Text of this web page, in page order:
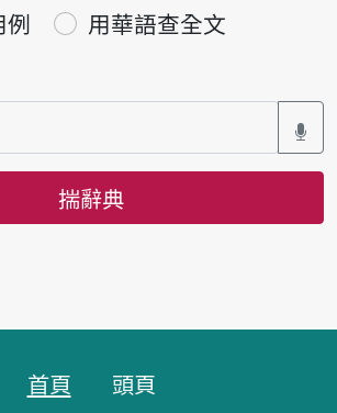
例
用華語查全文
揣辭典
首頁 頭頁